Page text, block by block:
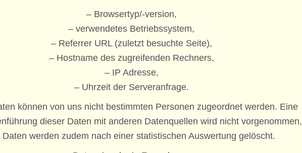
– Browsertyp/-version,
– verwendetes Betriebssystem,
– Referrer URL (zuletzt besuchte Seite),
– Hostname des zugreifenden Rechners,
– IP Adresse,
– Uhrzeit der Serveranfrage.
können von uns nicht bestimmten Personen zugeordnet werden. Eine
dieser Daten mit anderen Datenquellen wird nicht vorgenommen,
Daten werden zudem nach einer statistischen Auswertung gelöscht.